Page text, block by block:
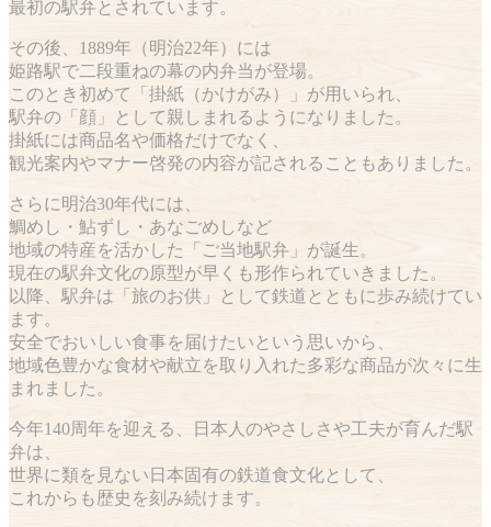
最初の駅弁とされています。
その後、1889年（明治22年）には
姫路駅で二段重ねの幕の内弁当が登場。
このとき初めて「掛紙（かけがみ）」が用いられ、
駅弁の「顔」として親しまれるようになりました。
掛紙には商品名や価格だけでなく、
観光案内やマナー啓発の内容が記されることもありました。
さらに明治30年代には、
鯛めし・鮎ずし・あなごめしなど
地域の特産を活かした「ご当地駅弁」が誕生。
現在の駅弁文化の原型が早くも形作られていきました。
以降、駅弁は「旅のお供」として鉄道とともに歩み続けてい
ます。
安全でおいしい食事を届けたいという思いから、
地域色豊かな食材や献立を取り入れた多彩な商品が次々に生
まれました。
今年140周年を迎える、日本人のやさしさや工夫が育んだ駅
弁は、
世界に類を見ない日本固有の鉄道食文化として、
これからも歴史を刻み続けます。